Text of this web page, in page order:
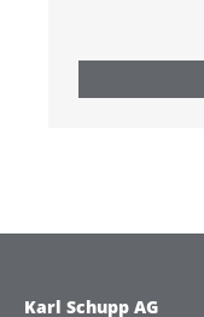
Karl Schupp AG